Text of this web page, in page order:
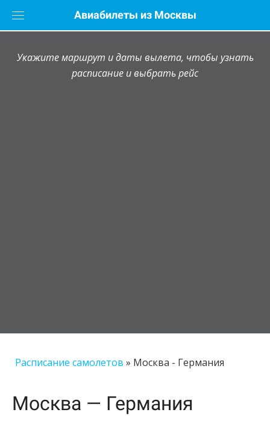
Авиабилеты из Москвы
Укажите маршрут и даты вылета, чтобы узнать
расписание и выбрать рейс
Расписание самолетов » Москва - Германия
Москва — Германия